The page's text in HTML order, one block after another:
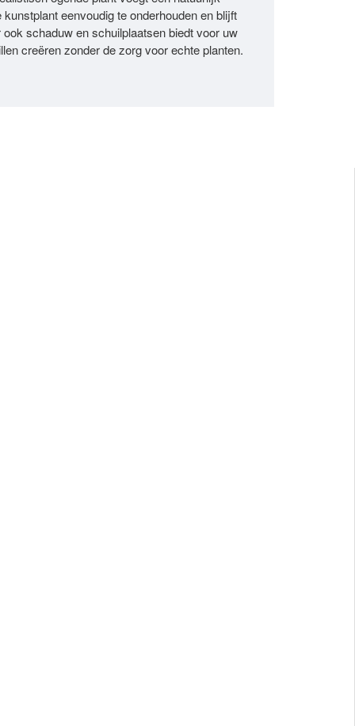
eenvoudig te onderhouden en blijft
schaduw en schuilplaatsen biedt voor uw
creëren zonder de zorg voor echte planten.